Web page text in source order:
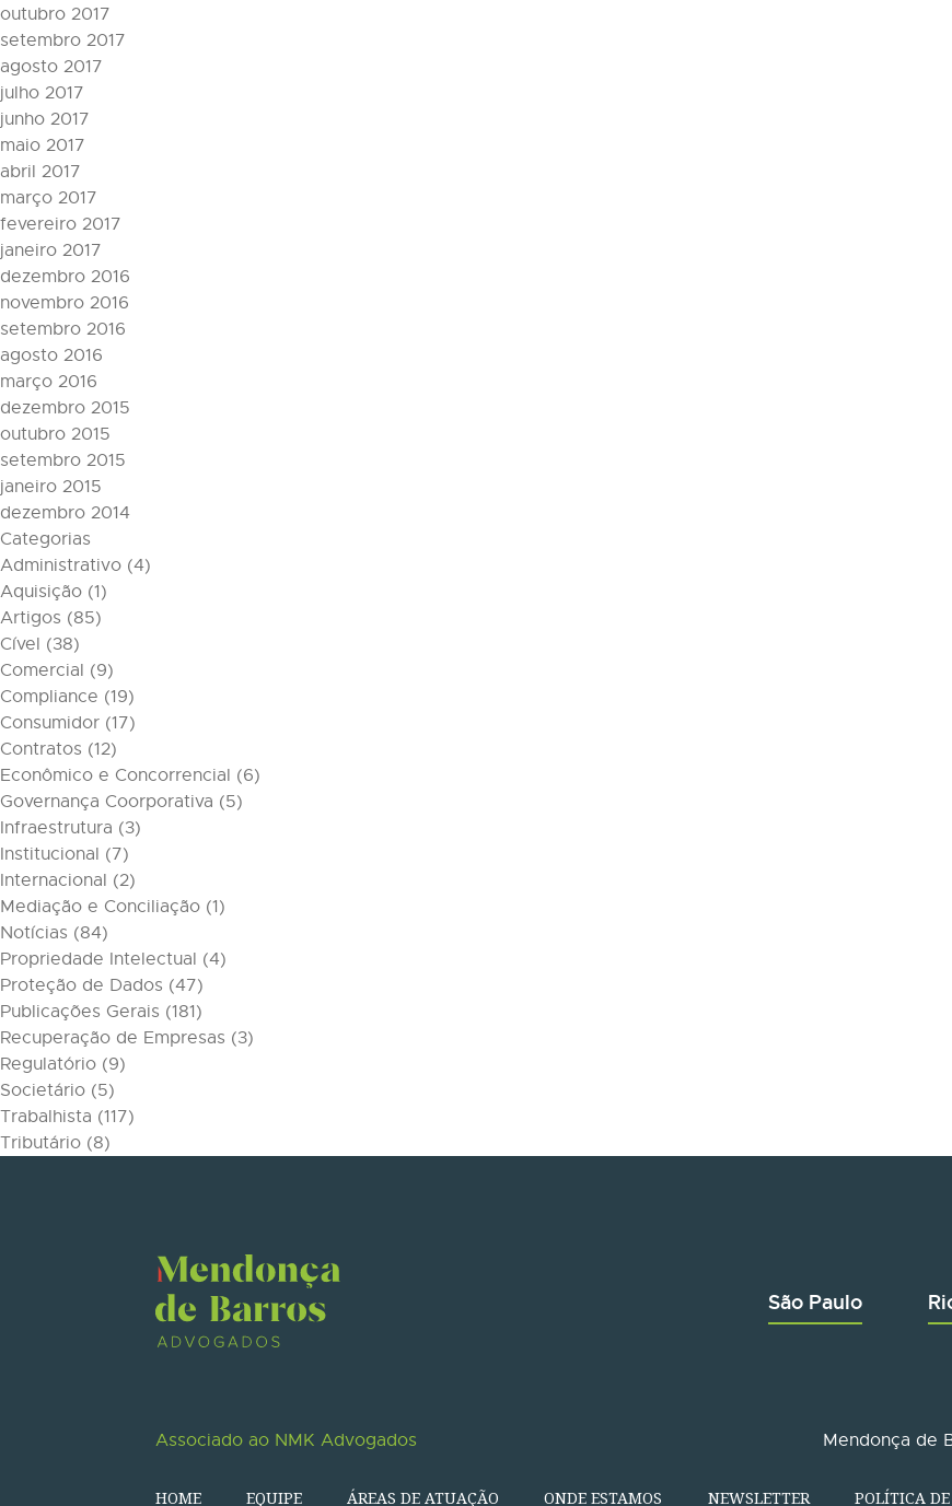
outubro 2017
setembro 2017
agosto 2017
julho 2017
junho 2017
maio 2017
abril 2017
março 2017
fevereiro 2017
janeiro 2017
dezembro 2016
novembro 2016
setembro 2016
agosto 2016
março 2016
dezembro 2015
outubro 2015
setembro 2015
janeiro 2015
dezembro 2014
Categorias
Administrativo (4)
Aquisição (1)
Artigos (85)
Cível (38)
Comercial (9)
Compliance (19)
Consumidor (17)
Contratos (12)
Econômico e Concorrencial (6)
Governança Coorporativa (5)
Infraestrutura (3)
Institucional (7)
Internacional (2)
Mediação e Conciliação (1)
Notícias (84)
Propriedade Intelectual (4)
Proteção de Dados (47)
Publicações Gerais (181)
Recuperação de Empresas (3)
Regulatório (9)
Societário (5)
Trabalhista (117)
Tributário (8)
São Paulo
Associado ao NMK Advogados Mendonça de
HOME EQUIPE ÁREAS DE ATUAÇÃO ONDE ESTAMOS NEWSLETTER POLÍTICA